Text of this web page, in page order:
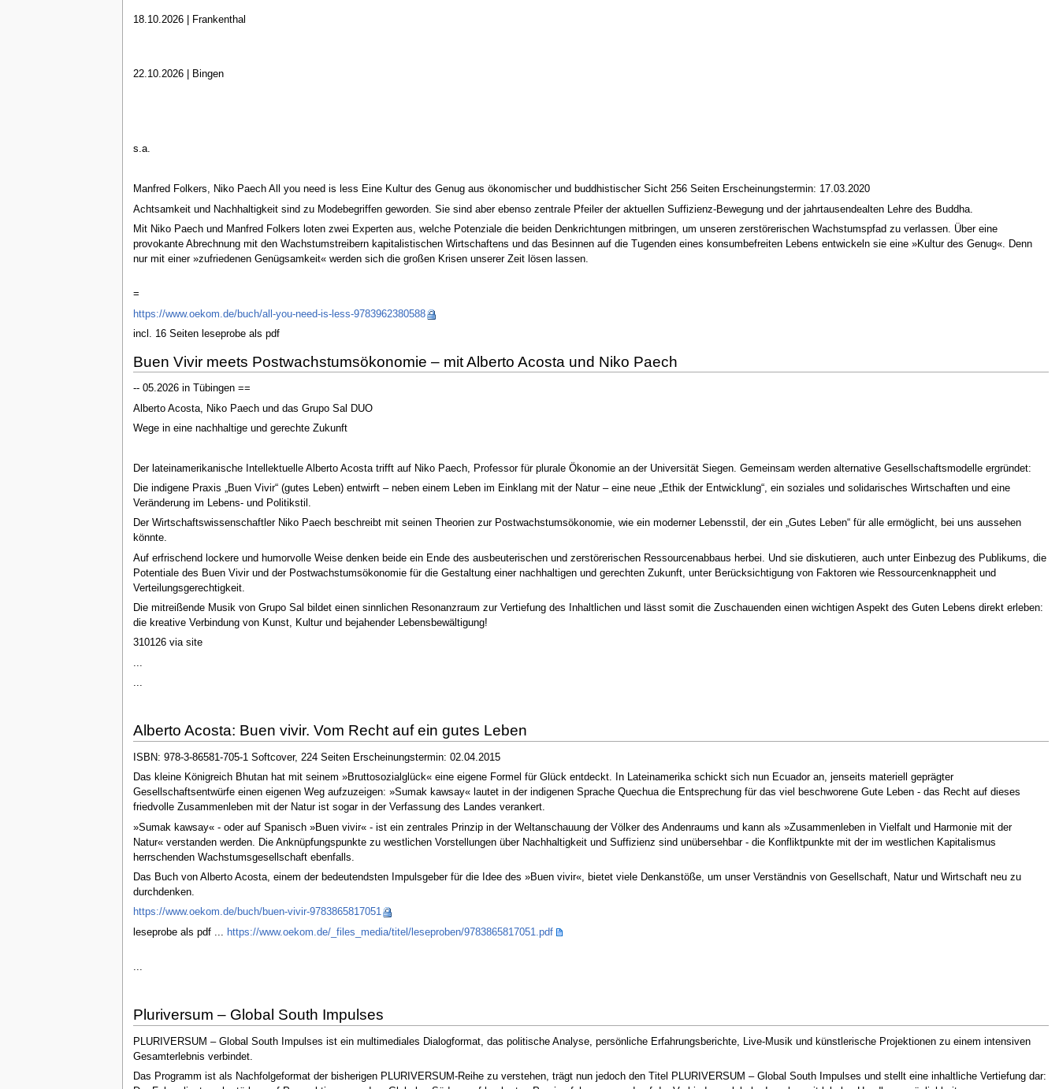
18.10.2026 | Frankenthal
22.10.2026 | Bingen
s.a.
Manfred Folkers, Niko Paech All you need is less Eine Kultur des Genug aus ökonomischer und buddhistischer Sicht 256 Seiten Erscheinungstermin: 17.03.2020
Achtsamkeit und Nachhaltigkeit sind zu Modebegriffen geworden. Sie sind aber ebenso zentrale Pfeiler der aktuellen Suffizienz-Bewegung und der jahrtausendealten Lehre des Buddha.
Mit Niko Paech und Manfred Folkers loten zwei Experten aus, welche Potenziale die beiden Denkrichtungen mitbringen, um unseren zerstörerischen Wachstumspfad zu verlassen. Über eine
provokante Abrechnung mit den Wachstumstreibern kapitalistischen Wirtschaftens und das Besinnen auf die Tugenden eines konsumbefreiten Lebens entwickeln sie eine »Kultur des Genug«. Denn
nur mit einer »zufriedenen Genügsamkeit« werden sich die großen Krisen unserer Zeit lösen lassen.
=
https://www.oekom.de/buch/all-you-need-is-less-9783962380588
incl. 16 Seiten leseprobe als pdf
Buen Vivir meets Postwachstumsökonomie – mit Alberto Acosta und Niko Paech
-- 05.2026 in Tübingen ==
Alberto Acosta, Niko Paech und das Grupo Sal DUO
Wege in eine nachhaltige und gerechte Zukunft
Der lateinamerikanische Intellektuelle Alberto Acosta trifft auf Niko Paech, Professor für plurale Ökonomie an der Universität Siegen. Gemeinsam werden alternative Gesellschaftsmodelle ergründet:
Die indigene Praxis „Buen Vivir“ (gutes Leben) entwirft – neben einem Leben im Einklang mit der Natur – eine neue „Ethik der Entwicklung“, ein soziales und solidarisches Wirtschaften und eine
Veränderung im Lebens- und Politikstil.
Der Wirtschaftswissenschaftler Niko Paech beschreibt mit seinen Theorien zur Postwachstumsökonomie, wie ein moderner Lebensstil, der ein „Gutes Leben“ für alle ermöglicht, bei uns aussehen
könnte.
Auf erfrischend lockere und humorvolle Weise denken beide ein Ende des ausbeuterischen und zerstörerischen Ressourcenabbaus herbei. Und sie diskutieren, auch unter Einbezug des Publikums, die
Potentiale des Buen Vivir und der Postwachstumsökonomie für die Gestaltung einer nachhaltigen und gerechten Zukunft, unter Berücksichtigung von Faktoren wie Ressourcenknappheit und
Verteilungsgerechtigkeit.
Die mitreißende Musik von Grupo Sal bildet einen sinnlichen Resonanzraum zur Vertiefung des Inhaltlichen und lässt somit die Zuschauenden einen wichtigen Aspekt des Guten Lebens direkt erleben:
die kreative Verbindung von Kunst, Kultur und bejahender Lebensbewältigung!
310126 via site
...
...
Alberto Acosta: Buen vivir. Vom Recht auf ein gutes Leben
ISBN: 978-3-86581-705-1 Softcover, 224 Seiten Erscheinungstermin: 02.04.2015
Das kleine Königreich Bhutan hat mit seinem »Bruttosozialglück« eine eigene Formel für Glück entdeckt. In Lateinamerika schickt sich nun Ecuador an, jenseits materiell geprägter
Gesellschaftsentwürfe einen eigenen Weg aufzuzeigen: »Sumak kawsay« lautet in der indigenen Sprache Quechua die Entsprechung für das viel beschworene Gute Leben - das Recht auf dieses
friedvolle Zusammenleben mit der Natur ist sogar in der Verfassung des Landes verankert.
»Sumak kawsay« - oder auf Spanisch »Buen vivir« - ist ein zentrales Prinzip in der Weltanschauung der Völker des Andenraums und kann als »Zusammenleben in Vielfalt und Harmonie mit der
Natur« verstanden werden. Die Anknüpfungspunkte zu westlichen Vorstellungen über Nachhaltigkeit und Suffizienz sind unübersehbar - die Konfliktpunkte mit der im westlichen Kapitalismus
herrschenden Wachstumsgesellschaft ebenfalls.
Das Buch von Alberto Acosta, einem der bedeutendsten Impulsgeber für die Idee des »Buen vivir«, bietet viele Denkanstöße, um unser Verständnis von Gesellschaft, Natur und Wirtschaft neu zu
durchdenken.
https://www.oekom.de/buch/buen-vivir-9783865817051
leseprobe als pdf ...
https://www.oekom.de/_files_media/titel/leseproben/9783865817051.pdf
...
Pluriversum – Global South Impulses
PLURIVERSUM – Global South Impulses ist ein multimediales Dialogformat, das politische Analyse, persönliche Erfahrungsberichte, Live-Musik und künstlerische Projektionen zu einem intensiven
Gesamterlebnis verbindet.
Das Programm ist als Nachfolgeformat der bisherigen PLURIVERSUM-Reihe zu verstehen, trägt nun jedoch den Titel PLURIVERSUM – Global South Impulses und stellt eine inhaltliche Vertiefung dar: